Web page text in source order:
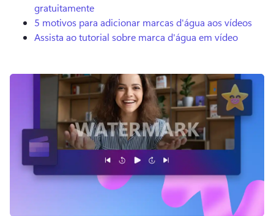
gratuitamente
5 motivos para adicionar marcas d'água aos vídeos
Assista ao tutorial sobre marca d'água em vídeo